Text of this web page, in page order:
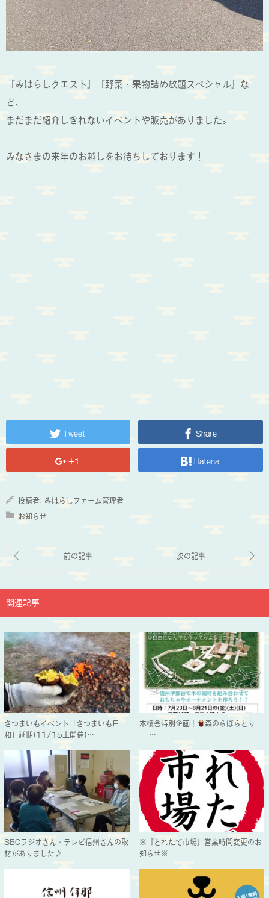
『みはらしクエスト』『野菜・果物詰め放題スペシャル』な
ど、
まだまだ紹介しきれないイベントや販売がありました。
みなさまの来年のお越しをお待ちしております！
Tweet Share
+1 Hatena
投稿者: みはらしファーム管理者
お知らせ
関連記事
さつまいもイベント「さつまいも日
和」延期(11/15土開催)…
木棲舎特別企画！
森のらぼらとり
ー…
SBCラジオさん・テレビ信州さんの取
材がありました♪
※『とれたて市場』営業時間変更のお
知らせ※